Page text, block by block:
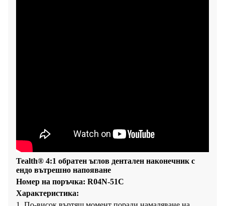
Tealth® 4:1 обратен ъглов дентален наконечник с
ендо вътрешно напояване
Номер на поръчка: R04N-51C
Характеристика: